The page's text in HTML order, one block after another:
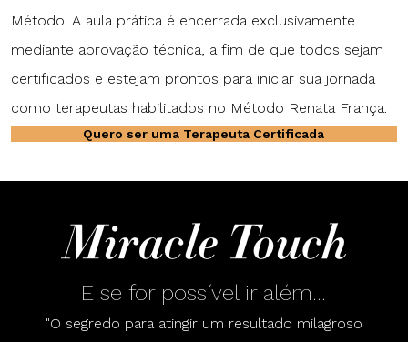
Método. A aula prática é encerrada exclusivamente
mediante aprovação técnica, a fim de que todos sejam
certificados e estejam prontos para iniciar sua jornada
como terapeutas habilitados no Método Renata França.
Quero ser uma Terapeuta Certificada
E se for possível ir além...
"O segredo para atingir um resultado milagroso